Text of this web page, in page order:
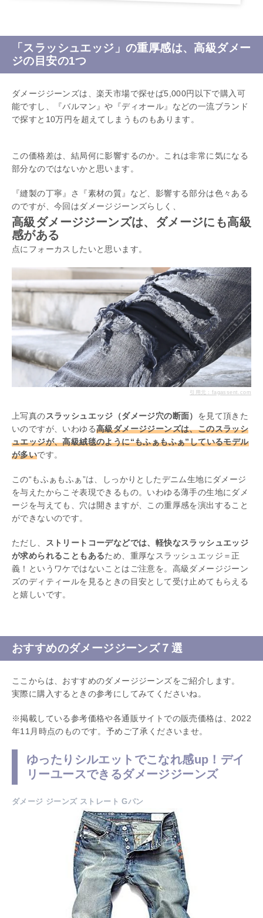
「スラッシュエッジ」の重厚感は、高級ダメー
ジの目安の1つ
ダメージジーンズは、楽天市場で探せば5,000円以下で購入可
能ですし、『バルマン』や『ディオール』などの一流ブランド
で探すと10万円を超えてしまうものもあります。
この価格差は、結局何に影響するのか。これは非常に気になる
部分なのではないかと思います。
『縫製の丁寧』さ『素材の質』など、影響する部分は色々ある
のですが、今回はダメージジーンズらしく、
高級ダメージジーンズは、ダメージにも高級
感がある
点にフォーカスしたいと思います。
引用元：fagassent.com
上写真のスラッシュエッジ（ダメージ穴の断面） を見て頂きた
いのですが、いわゆる高級ダメージジーンズは、このスラッシ
ュエッジが、高級絨毯のように“もふぁもふぁ”しているモデル
が多いです。
この“もふぁもふぁ”は、しっかりとしたデニム生地にダメージ
を与えたからこそ表現できるもの。いわゆる薄手の生地にダメ
ージを与えても、穴は開きますが、この重厚感を演出すること
ができないのです。
ただし、
ストリートコーデなどでは、軽快なスラッシュエッジ
が求められることもあるため、重厚なスラッシュエッジ＝正
義！というワケではないことはご注意を。高級ダメージジーン
ズのディティールを見るときの目安として受け止めてもらえる
と嬉しいです。
おすすめのダメージジーンズ７選
ここからは、おすすめのダメージジーンズをご紹介します。
実際に購入するときの参考にしてみてくださいね。
※掲載している参考価格や各通販サイトでの販売価格は、2022
年11月時点のものです。予めご了承くださいませ。
ゆったりシルエットでこなれ感up！デイ
リーユースできるダメージジーンズ
ダメージ ジーンズ ストレート Gパン